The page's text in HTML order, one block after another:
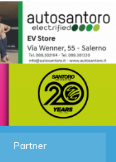
Partner